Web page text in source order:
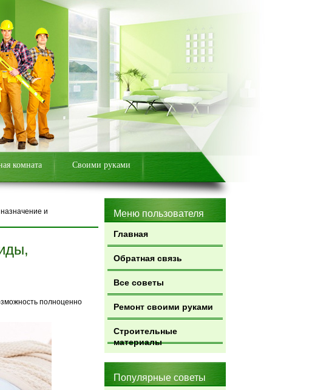
комната Своими руками
Меню пользователя
Главная
Обратная связь
Все советы
Ремонт своими руками
Строительные
материалы
Популярные советы
и
полноценно